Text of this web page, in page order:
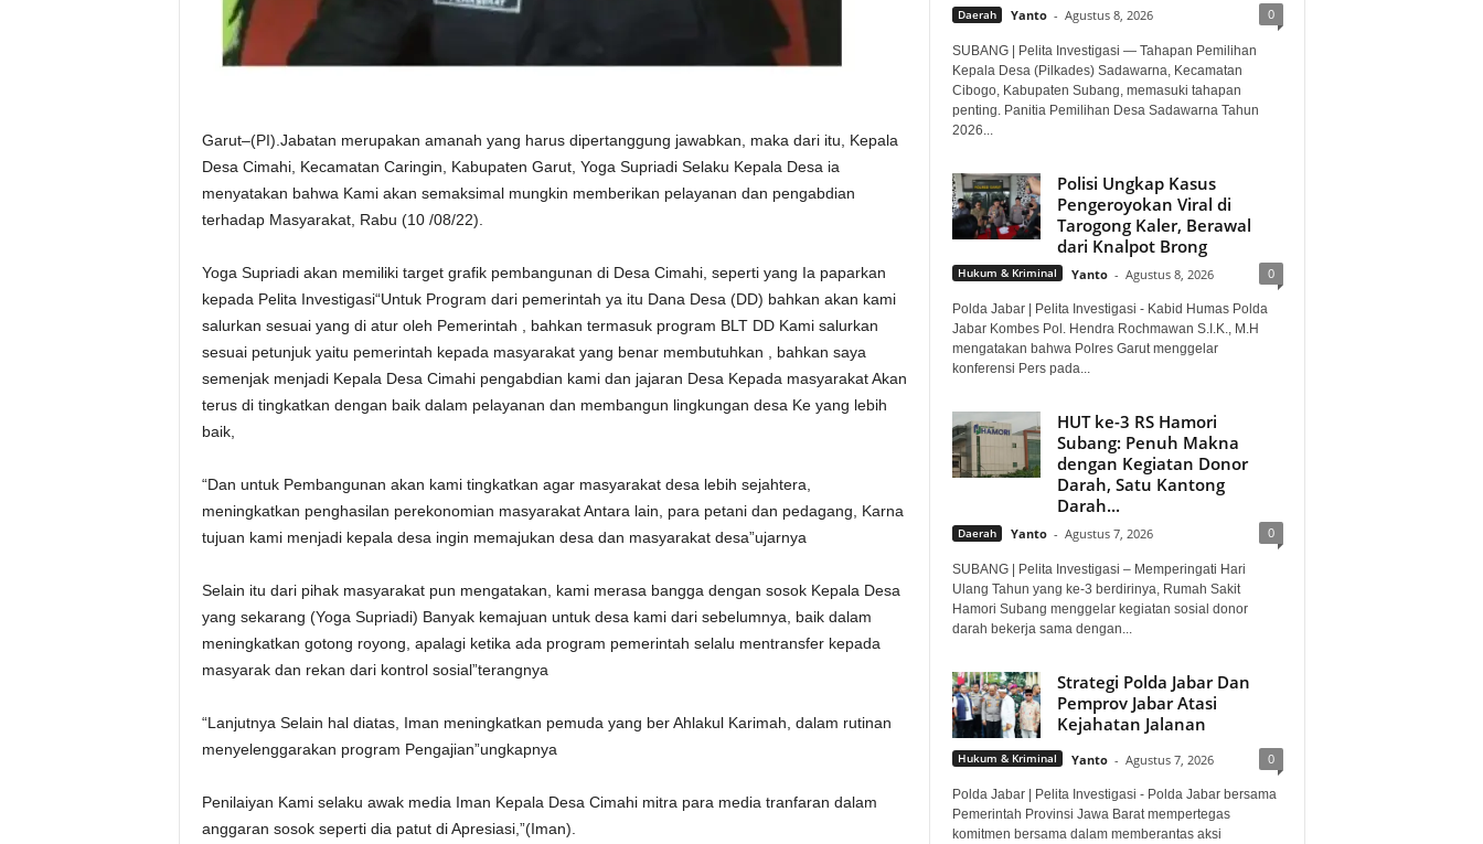
Garut–(PI).Jabatan merupakan amanah yang harus dipertanggung jawabkan, maka dari itu, Kepala
Desa Cimahi, Kecamatan Caringin, Kabupaten Garut, Yoga Supriadi Selaku Kepala Desa ia
menyatakan bahwa Kami akan semaksimal mungkin memberikan pelayanan dan pengabdian
terhadap Masyarakat, Rabu (10 /08/22).
Yoga Supriadi akan memiliki target grafik pembangunan di Desa Cimahi, seperti yang Ia paparkan
kepada Pelita Investigasi“Untuk Program dari pemerintah ya itu Dana Desa (DD) bahkan akan kami
salurkan sesuai yang di atur oleh Pemerintah , bahkan termasuk program BLT DD Kami salurkan
sesuai petunjuk yaitu pemerintah kepada masyarakat yang benar membutuhkan , bahkan saya
semenjak menjadi Kepala Desa Cimahi pengabdian kami dan jajaran Desa Kepada masyarakat Akan
terus di tingkatkan dengan baik dalam pelayanan dan membangun lingkungan desa Ke yang lebih
baik,
“Dan untuk Pembangunan akan kami tingkatkan agar masyarakat desa lebih sejahtera,
meningkatkan penghasilan perekonomian masyarakat Antara lain, para petani dan pedagang, Karna
tujuan kami menjadi kepala desa ingin memajukan desa dan masyarakat desa”ujarnya
Selain itu dari pihak masyarakat pun mengatakan, kami merasa bangga dengan sosok Kepala Desa
yang sekarang (Yoga Supriadi) Banyak kemajuan untuk desa kami dari sebelumnya, baik dalam
meningkatkan gotong royong, apalagi ketika ada program pemerintah selalu mentransfer kepada
masyarak dan rekan dari kontrol sosial”terangnya
“Lanjutnya Selain hal diatas, Iman meningkatkan pemuda yang ber Ahlakul Karimah, dalam rutinan
menyelenggarakan program Pengajian”ungkapnya
Penilaiyan Kami selaku awak media Iman Kepala Desa Cimahi mitra para media tranfaran dalam
anggaran sosok seperti dia patut di Apresiasi,”(Iman).
Daerah Yanto - Agustus 8, 2026 0
SUBANG | Pelita Investigasi — Tahapan Pemilihan
Kepala Desa (Pilkades) Sadawarna, Kecamatan
Cibogo, Kabupaten Subang, memasuki tahapan
penting. Panitia Pemilihan Desa Sadawarna Tahun
2026...
Polisi Ungkap Kasus
Pengeroyokan Viral di
Tarogong Kaler, Berawal
dari Knalpot Brong
Hukum & Kriminal Yanto - Agustus 8, 2026 0
Polda Jabar | Pelita Investigasi - Kabid Humas Polda
Jabar Kombes Pol. Hendra Rochmawan S.I.K., M.H
mengatakan bahwa Polres Garut menggelar
konferensi Pers pada...
HUT ke-3 RS Hamori
Subang: Penuh Makna
dengan Kegiatan Donor
Darah, Satu Kantong
Darah...
Daerah Yanto - Agustus 7, 2026 0
SUBANG | Pelita Investigasi – Memperingati Hari
Ulang Tahun yang ke-3 berdirinya, Rumah Sakit
Hamori Subang menggelar kegiatan sosial donor
darah bekerja sama dengan...
Strategi Polda Jabar Dan
Pemprov Jabar Atasi
Kejahatan Jalanan
Hukum & Kriminal Yanto - Agustus 7, 2026 0
Polda Jabar | Pelita Investigasi - Polda Jabar bersama
Pemerintah Provinsi Jawa Barat mempertegas
komitmen bersama dalam memberantas aksi